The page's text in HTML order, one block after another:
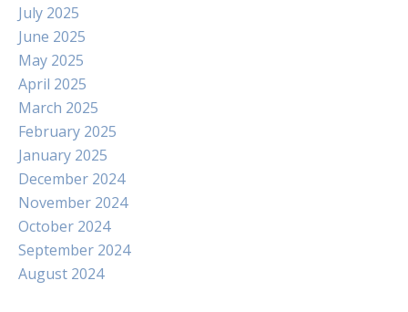
July 2025
June 2025
May 2025
April 2025
March 2025
February 2025
January 2025
December 2024
November 2024
October 2024
September 2024
August 2024